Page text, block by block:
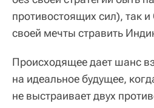
противостоящих сил), так
своей мечты стравить
Происходящее дает шанс
на идеальное будущее,
не выстраивает двух